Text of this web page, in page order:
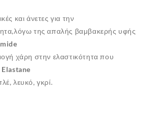
και άνετες για την
της απαλής βαμβακερής υφής
χάρη στην ελαστικότητα που
Elastane
λευκό, γκρί.